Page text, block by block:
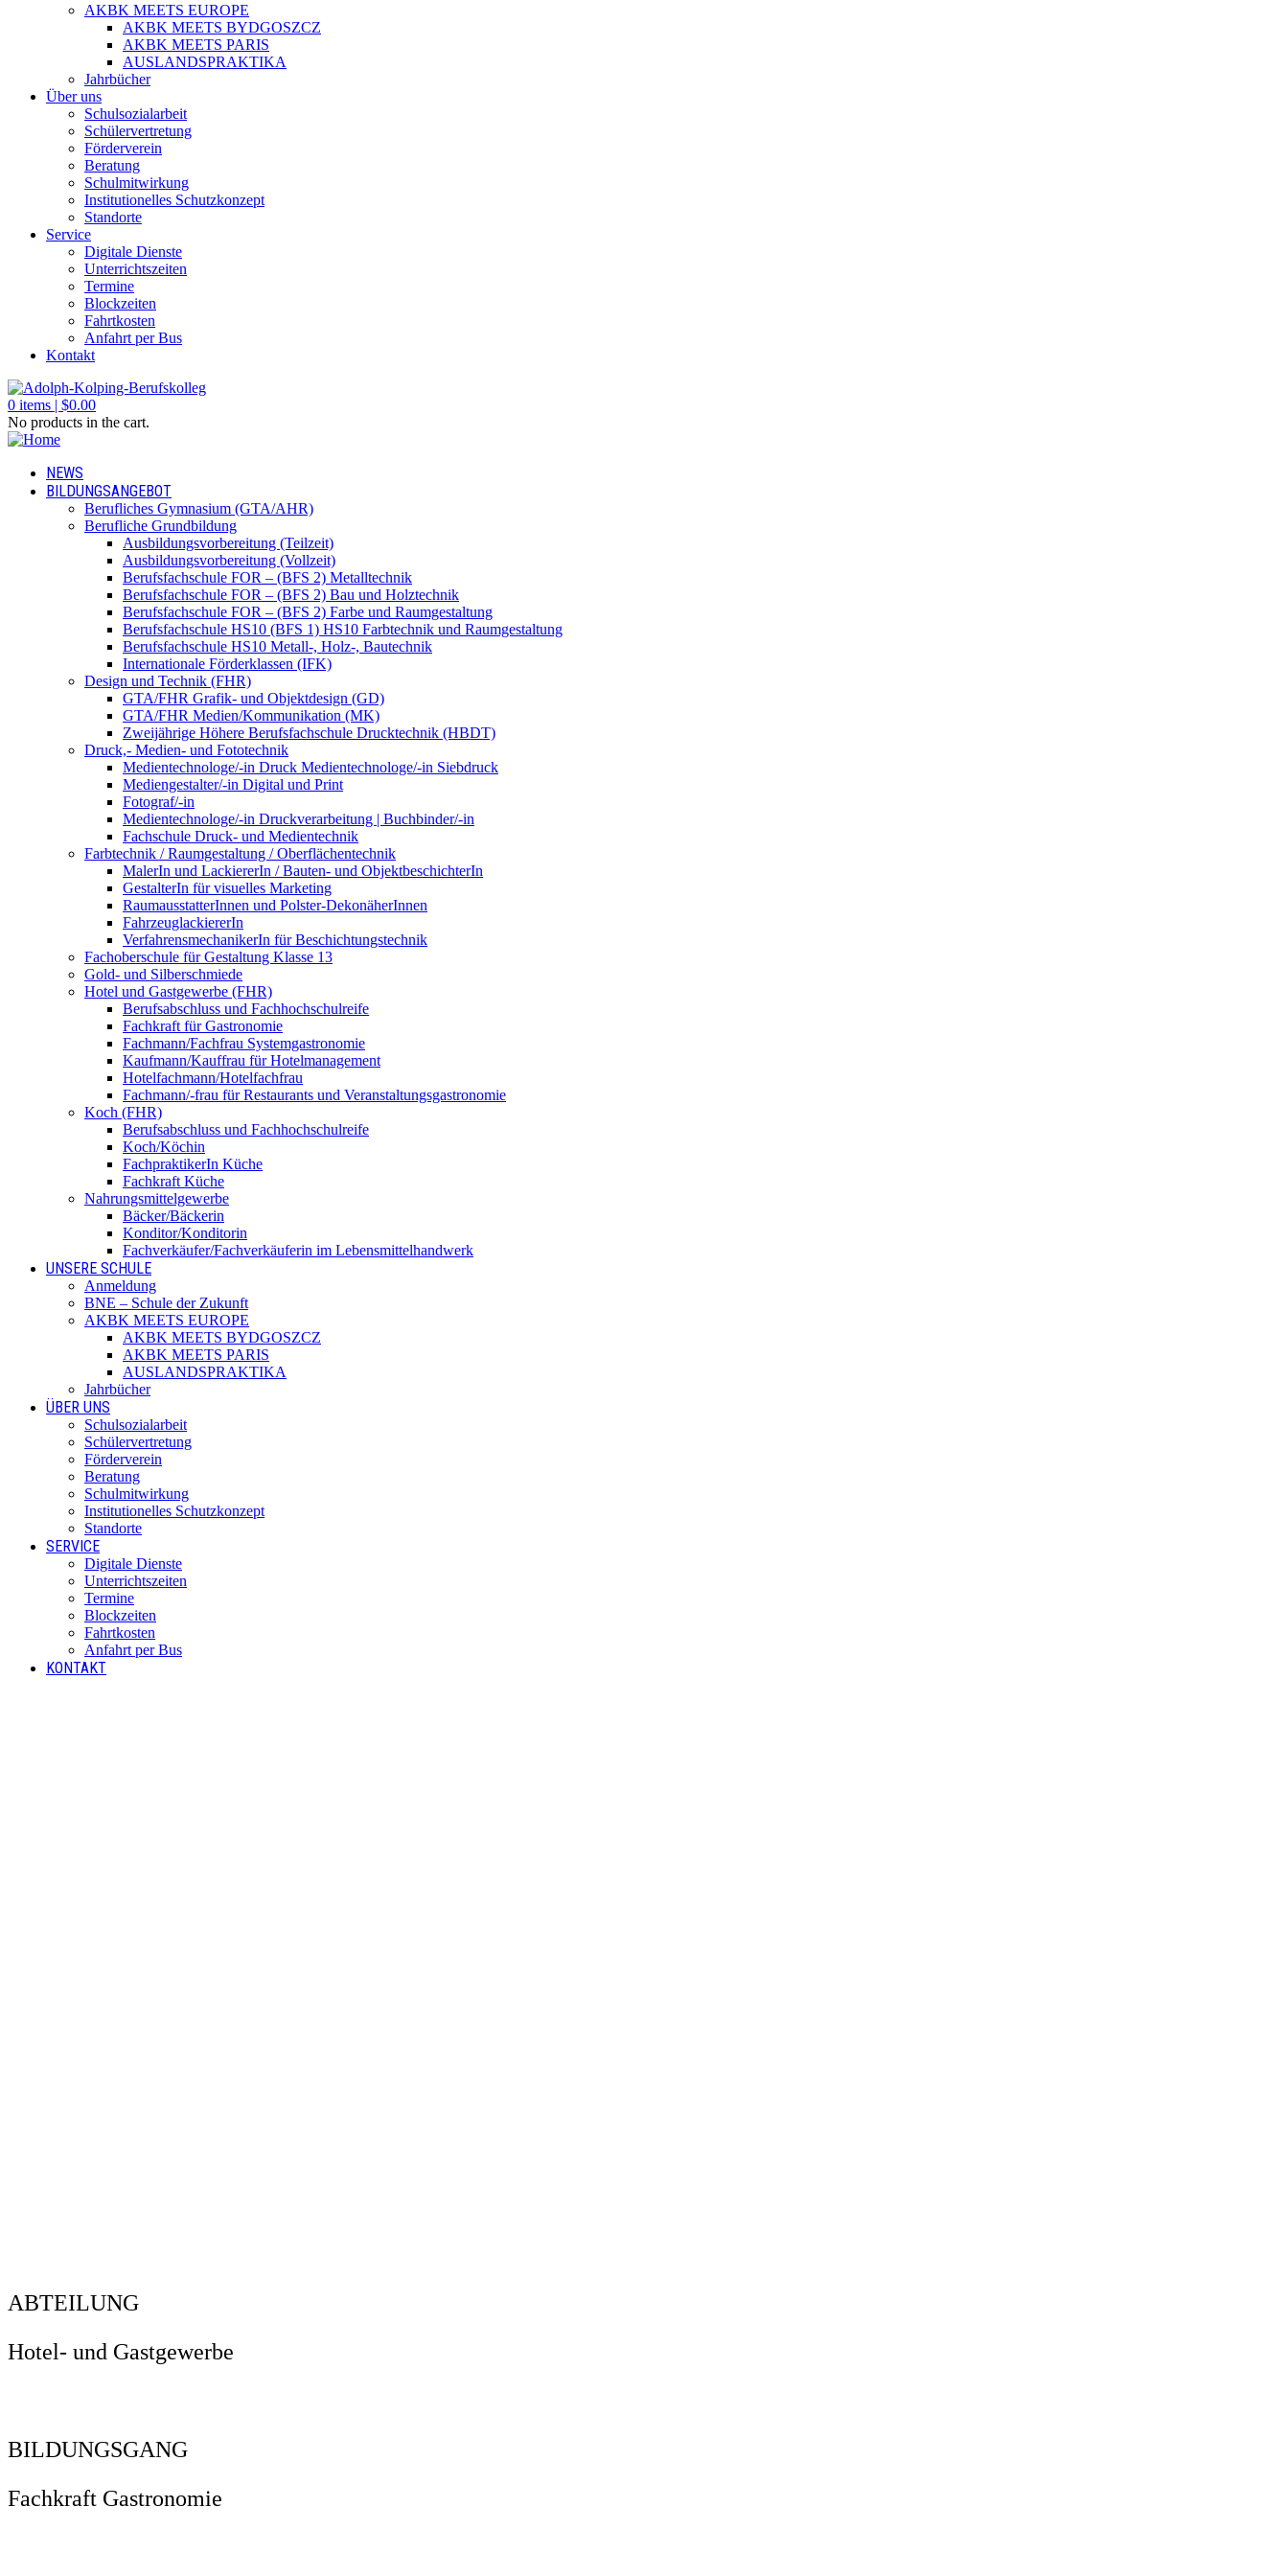
AKBK MEETS EUROPE
AKBK MEETS BYDGOSZCZ
AKBK MEETS PARIS
AUSLANDSPRAKTIKA
Jahrbücher
Über uns
Schulsozialarbeit
Schülervertretung
Förderverein
Beratung
Schulmitwirkung
Institutionelles Schutzkonzept
Standorte
Service
Digitale Dienste
Unterrichtszeiten
Termine
Blockzeiten
Fahrtkosten
Anfahrt per Bus
Kontakt
0 items | $0.00
No products in the cart.
NEWS
BILDUNGSANGEBOT
Berufliches Gymnasium (GTA/AHR)
Berufliche Grundbildung
Ausbildungsvorbereitung (Teilzeit)
Ausbildungsvorbereitung (Vollzeit)
Berufsfachschule FOR – (BFS 2) Metalltechnik
Berufsfachschule FOR – (BFS 2) Bau und Holztechnik
Berufsfachschule FOR – (BFS 2) Farbe und Raumgestaltung
Berufsfachschule HS10 (BFS 1) HS10 Farbtechnik und Raumgestaltung
Berufsfachschule HS10 Metall-, Holz-, Bautechnik
Internationale Förderklassen (IFK)
Design und Technik (FHR)
GTA/FHR Grafik- und Objektdesign (GD)
GTA/FHR Medien/Kommunikation (MK)
Zweijährige Höhere Berufsfachschule Drucktechnik (HBDT)
Druck,- Medien- und Fototechnik
Medientechnologe/-in Druck Medientechnologe/-in Siebdruck
Mediengestalter/-in Digital und Print
Fotograf/-in
Medientechnologe/-in Druckverarbeitung | Buchbinder/-in
Fachschule Druck- und Medientechnik
Farbtechnik / Raumgestaltung / Oberflächentechnik
MalerIn und LackiererIn / Bauten- und ObjektbeschichterIn
GestalterIn für visuelles Marketing
RaumausstatterInnen und Polster-DekonäherInnen
FahrzeuglackiererIn
VerfahrensmechanikerIn für Beschichtungstechnik
Fachoberschule für Gestaltung Klasse 13
Gold- und Silberschmiede
Hotel und Gastgewerbe (FHR)
Berufsabschluss und Fachhochschulreife
Fachkraft für Gastronomie
Fachmann/Fachfrau Systemgastronomie
Kaufmann/Kauffrau für Hotelmanagement
Hotelfachmann/Hotelfachfrau
Fachmann/-frau für Restaurants und Veranstaltungsgastronomie
Koch (FHR)
Berufsabschluss und Fachhochschulreife
Koch/Köchin
FachpraktikerIn Küche
Fachkraft Küche
Nahrungsmittelgewerbe
Bäcker/Bäckerin
Konditor/Konditorin
Fachverkäufer/Fachverkäuferin im Lebensmittelhandwerk
UNSERE SCHULE
Anmeldung
BNE – Schule der Zukunft
AKBK MEETS EUROPE
AKBK MEETS BYDGOSZCZ
AKBK MEETS PARIS
AUSLANDSPRAKTIKA
Jahrbücher
ÜBER UNS
Schulsozialarbeit
Schülervertretung
Förderverein
Beratung
Schulmitwirkung
Institutionelles Schutzkonzept
Standorte
SERVICE
Digitale Dienste
Unterrichtszeiten
Termine
Blockzeiten
Fahrtkosten
Anfahrt per Bus
KONTAKT
ABTEILUNG
Hotel- und Gastgewerbe
BILDUNGSGANG
Fachkraft Gastronomie